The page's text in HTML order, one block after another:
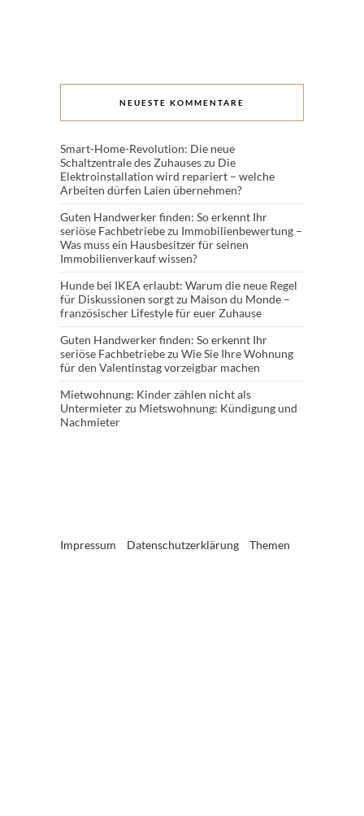
NEUESTE KOMMENTARE
Smart-Home-Revolution: Die neue
Schaltzentrale des Zuhauseszu Die
Elektroinstallation wird repariert – welche
Arbeiten dürfen Laien übernehmen?
Guten Handwerker finden: So erkennt Ihr
seriöse Fachbetriebezu Immobilienbewertung –
Was muss ein Hausbesitzer für seinen
Immobilienverkauf wissen?
Hunde bei IKEA erlaubt: Warum die neue Regel
für Diskussionen sorgtzu Maison du Monde –
französischer Lifestyle für euer Zuhause
Guten Handwerker finden: So erkennt Ihr
seriöse Fachbetriebezu Wie Sie Ihre Wohnung
für den Valentinstag vorzeigbar machen
Mietwohnung: Kinder zählen nicht als
Untermieterzu Mietswohnung: Kündigung und
Nachmieter
Impressum Datenschutzerklärung Themen